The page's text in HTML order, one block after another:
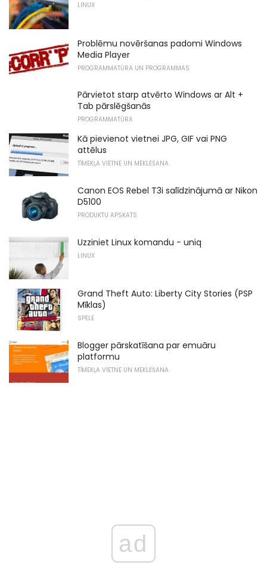
LINUX
Problēmu novēršanas padomi Windows
Media Player
PROGRAMMATŪRA UN PROGRAMMAS
Pārvietot starp atvērto Windows ar Alt +
Tab pārslēgšanās
PROGRAMMATŪRA
Kā pievienot vietnei JPG, GIF vai PNG
attēlus
TĪMEKĻA VIETNE UN MEKLĒŠANA
Canon EOS Rebel T3i salīdzinājumā ar Nikon
D5100
PRODUKTU APSKATS
Uzziniet Linux komandu - uniq
LINUX
Grand Theft Auto: Liberty City Stories (PSP
Mīklas)
SPĒLE
Blogger pārskatīšana par emuāru
platformu
TĪMEKĻA VIETNE UN MEKLĒŠANA
ad